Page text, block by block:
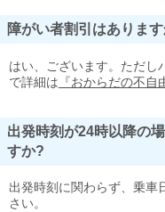
障がい者割引はあります
はい、ございます。ただし
で詳細は 『おからだの不自
出発時刻が24時以降の
すか?
出発時刻に関わらず、乗車
さい。